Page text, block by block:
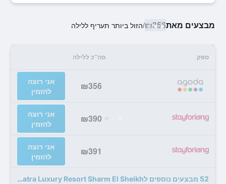
מבצעים מאת₪356
/הזול ביותר תעריף ללילה
ספק סה"כ ללילה
₪356
אני רוצה
להזמין
₪390
אני רוצה
להזמין
₪391
אני רוצה
להזמין
52 מבצעים נוספים לCleopatra Luxury Resort Sharm El Sheikh